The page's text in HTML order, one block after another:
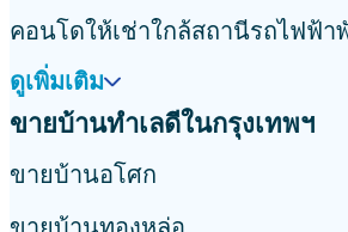
คอนโดให้เช่าใกล้สถานีรถไฟฟ้
ดูเพิ่มเติม
ขายบ้านทำเลดีในกรุงเทพฯ
ขายบ้านอโศก